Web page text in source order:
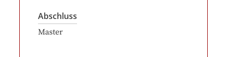
Abschluss
Master